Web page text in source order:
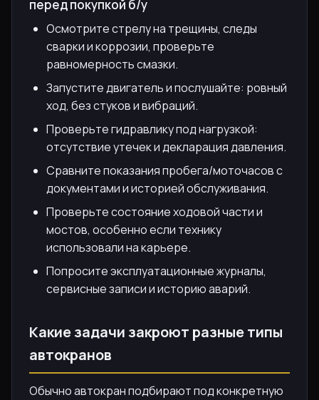
перед покупкой б/у
Осмотрите стрелу на трещины, следы
сварки и коррозии, проверьте
равномерность смазки.
Запустите двигатель и послушайте: ровный
ход, без стуков и вибраций.
Проверьте гидравлику под нагрузкой:
отсутствие утечек и декларация давления.
Сравните показания пробега/моточасов с
документами и историей обслуживания.
Проверьте состояние ходовой части и
мостов, особенно если технику
использовали на карьере.
Попросите эксплуатационные журналы,
сервисные записи и историю аварий.
Какие задачи закроют разные типы
автокранов
Обычно автокран подбирают под конкретную